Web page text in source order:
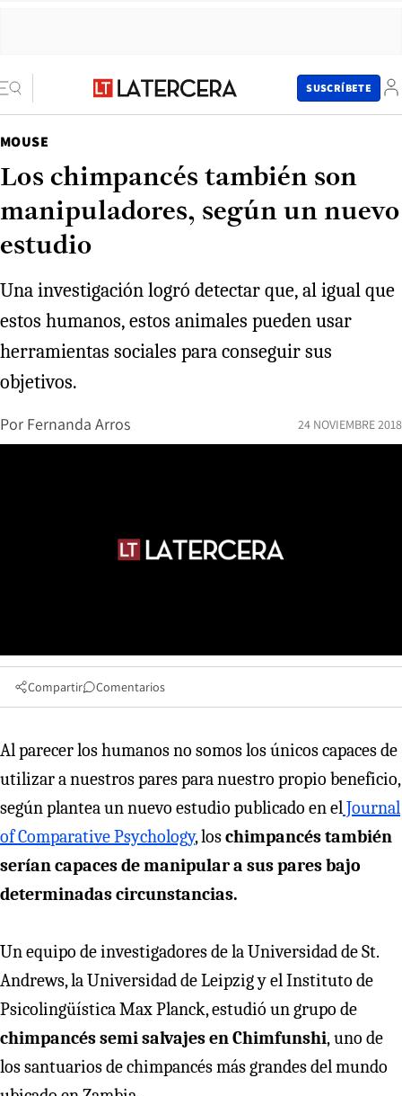
SUSCRÍBETE
MOUSE
Los chimpancés también son
manipuladores, según un nuevo
estudio
Una investigación logró detectar que, al igual que
estos humanos, estos animales pueden usar
herramientas sociales para conseguir sus
objetivos.
Por Fernanda Arros 24 NOVIEMBRE 2018
Compartir Comentarios
Al parecer los humanos no somos los únicos capaces de
utilizar a nuestros pares para nuestro propio beneficio,
según plantea un nuevo estudio publicado en elJournal
of Comparative Psychology, loschimpancés también
serían capaces de manipular a sus pares bajo
determinadas circunstancias.
Un equipo de investigadores de la Universidad de St.
Andrews, la Universidad de Leipzig y el Instituto de
Psicolingüística Max Planck, estudió un grupo de
chimpancés semi salvajes en Chimfunshi, uno de
los santuarios de chimpancés más grandes del mundo